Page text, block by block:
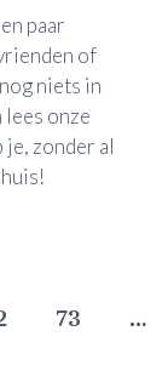
paar
of
niets in
lees onze
zonder al
73 …